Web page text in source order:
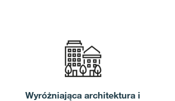
Wyróżniająca architektura i